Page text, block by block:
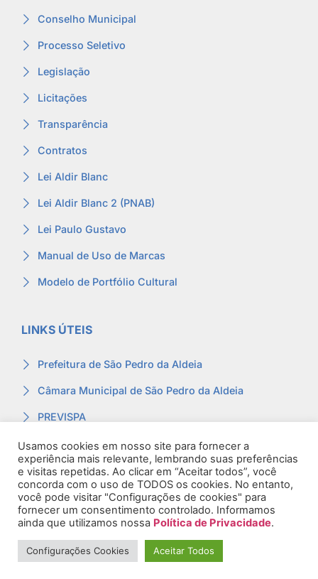
Conselho Municipal
Processo Seletivo
Legislação
Licitações
Transparência
Contratos
Lei Aldir Blanc
Lei Aldir Blanc 2 (PNAB)
Lei Paulo Gustavo
Manual de Uso de Marcas
Modelo de Portfólio Cultural
LINKS ÚTEIS
Prefeitura de São Pedro da Aldeia
Câmara Municipal de São Pedro da Aldeia
PREVISPA
Ouvidoria
Contracheque
Webmail
Usamos cookies em nosso site para fornecer a
experiência mais relevante, lembrando suas preferências
e visitas repetidas. Ao clicar em “Aceitar todos”, você
concorda com o uso de TODOS os cookies. No entanto,
você pode visitar "Configurações de cookies" para
fornecer um consentimento controlado. Informamos
ainda que utilizamos nossa Política de Privacidade.
Configurações Cookies Aceitar Todos